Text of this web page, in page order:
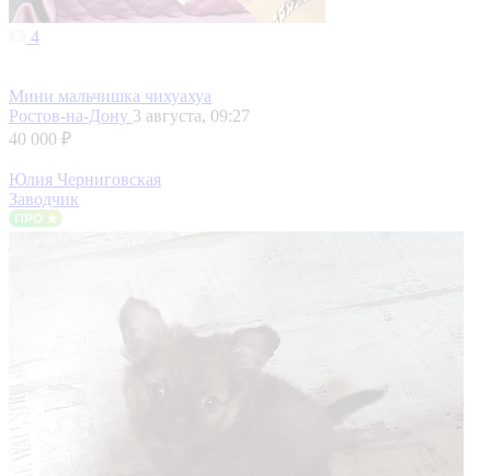
4
Мини мальчишка чихуахуа
Ростов-на-Дону 3 августа, 09:27
40 000 ₽
Юлия Черниговская
Заводчик